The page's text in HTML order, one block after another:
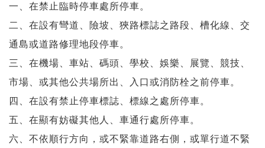
一、在禁止臨時停車處所停車。
二、在設有彎道、險坡、狹路標誌之路段、槽化線、交
通島或道路修理地段停車。
三、在機場、車站、碼頭、學校、娛樂、展覽、競技、
市場、或其他公共場所出、入口或消防栓之前停車。
四、在設有禁止停車標誌、標線之處所停車。
五、在顯有妨礙其他人、車通行處所停車。
六、不依順行方向，或不緊靠道路右側，或單行道不緊